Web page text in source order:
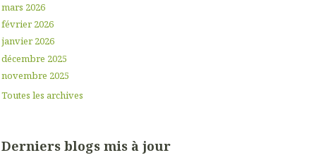
mars 2026
février 2026
janvier 2026
décembre 2025
novembre 2025
Toutes les archives
Derniers blogs mis à jour